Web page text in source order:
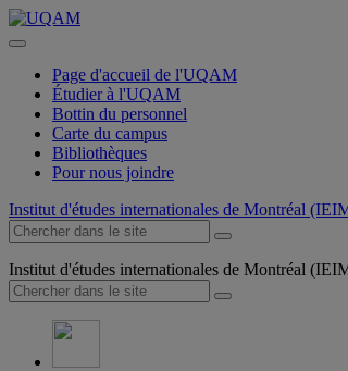
Page d'accueil de l'UQAM
Étudier à l'UQAM
Bottin du personnel
Carte du campus
Bibliothèques
Pour nous joindre
Institut d'études internationales de Montréal
Institut d'études internationales de Montréal